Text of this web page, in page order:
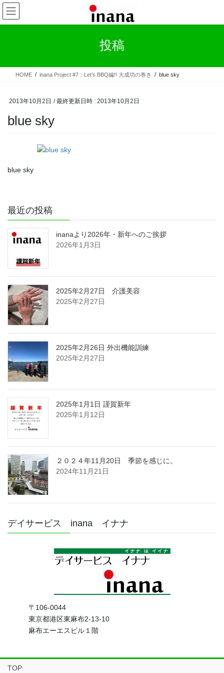
コ
ン
テ
ス
ナ
ビ
ゲ
ン
投稿
HOME inana Project #7：Let’s BBQ編!! 大成功の巻き blue sky
2013年10月2日 / 最終更新日時 : 2013年10月2日
blue sky
blue sky
最近の投稿
inanaより2026年・新年へのご挨拶
2026年1月3日
2025年2月27日 介護美容
2025年2月27日
2025年2月26日 外出機能訓練
2025年2月27日
2025年1月1日 謹賀新年
2025年1月12日
２０２４年11月20日 季節を感じに。
2024年11月21日
デイサービス inana イナナ
〒106-0044
東京都港区東麻布2-13-10
麻布エーエスビル１階
TOP